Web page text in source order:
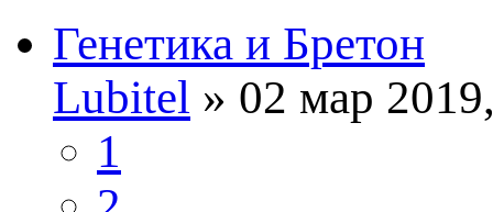
Генетика и Бретон
Lubitel » 02 мар
1